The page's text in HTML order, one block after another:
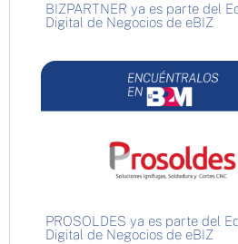
BIZPARTNER ya es parte del
Digital de Negocios de eBIZ
PROSOLDES ya es parte del
Digital de Negocios de eBIZ